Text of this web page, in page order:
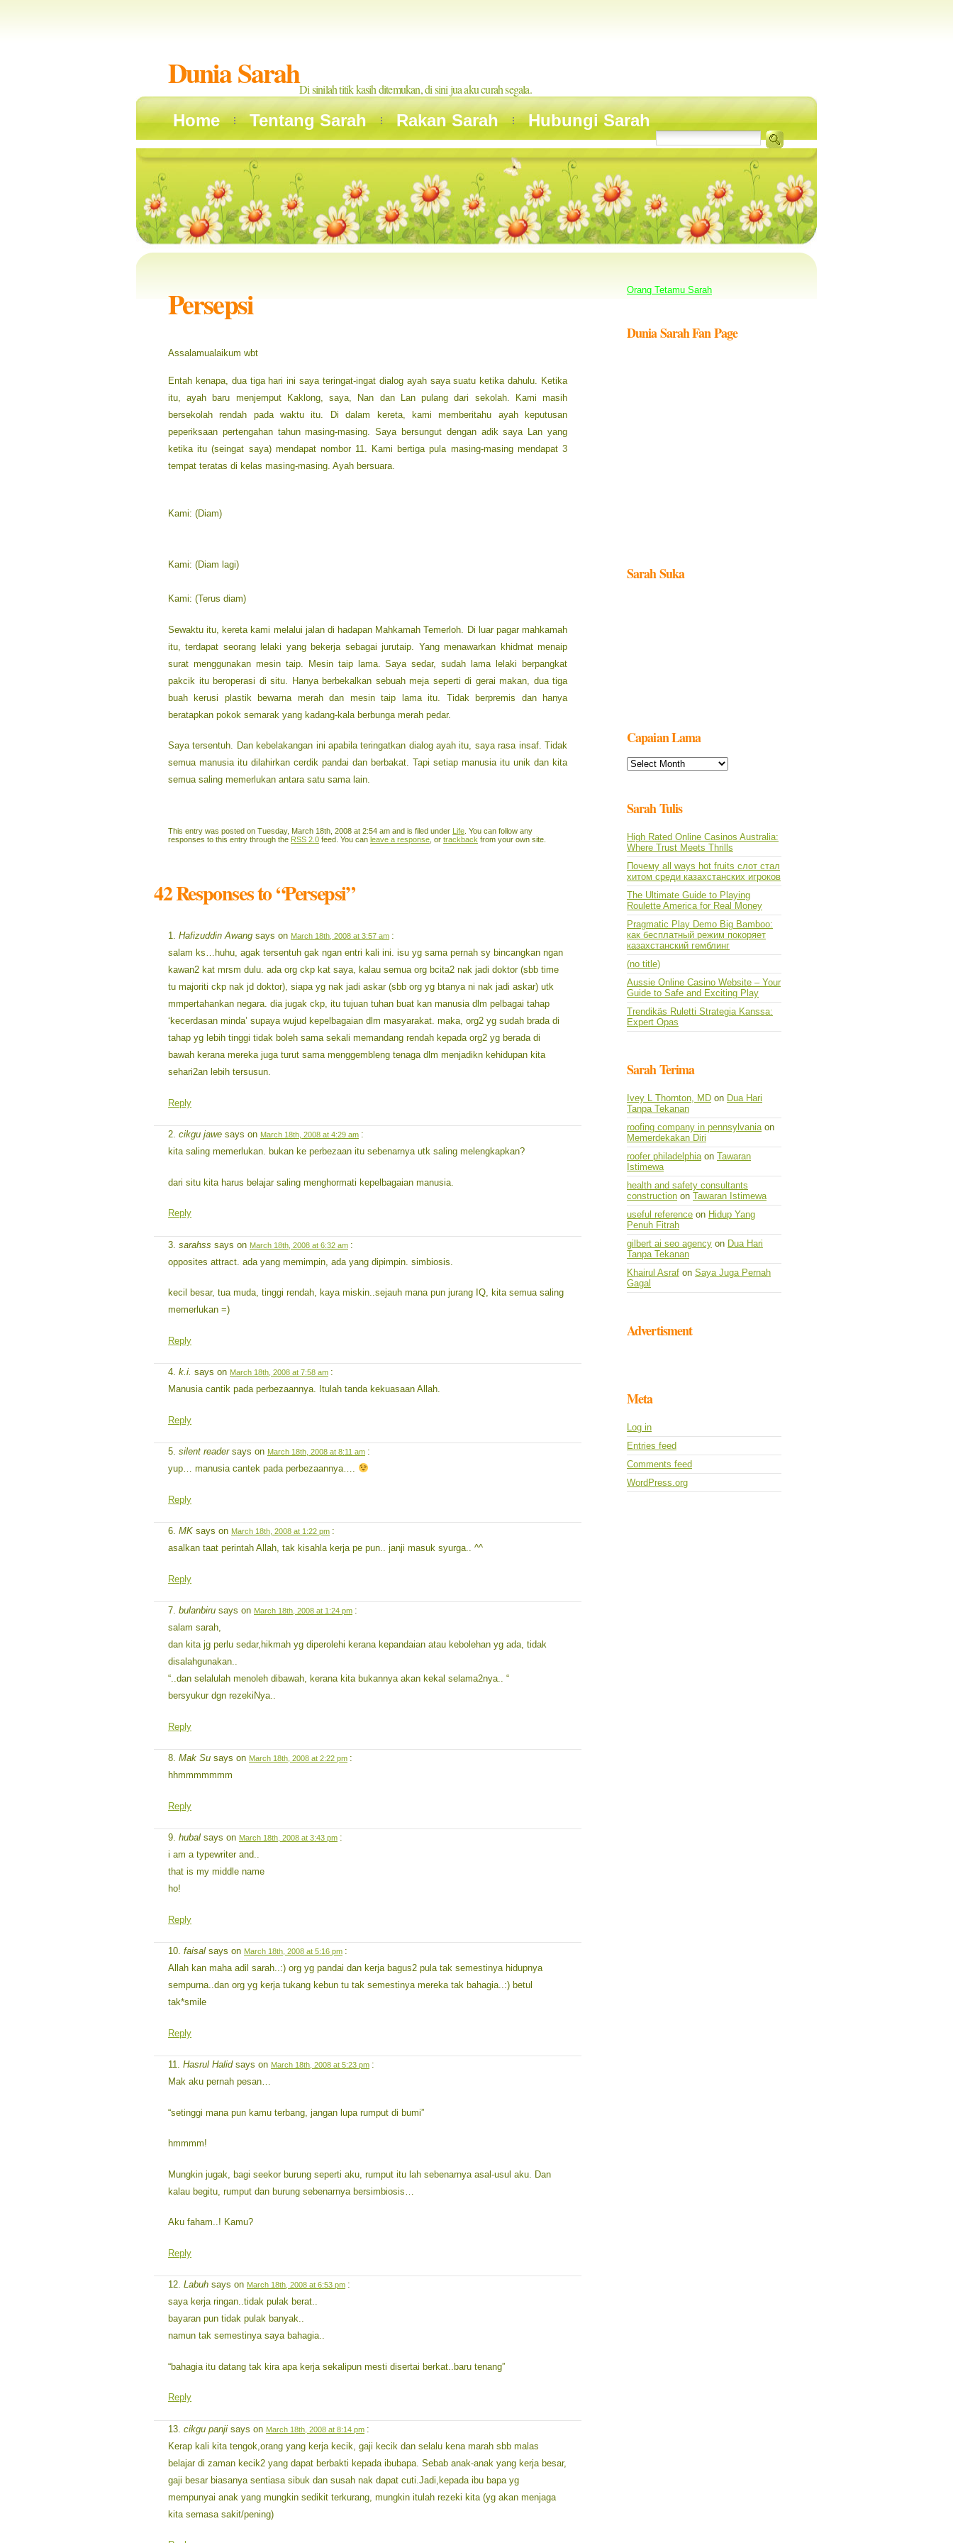
Dunia SarahDi sinilah titik kasih ditemukan, di sini jua aku curah segala.
Home Tentang Sarah Rakan Sarah Hubungi Sarah
Persepsi
Assalamualaikum wbt
Entah kenapa, dua tiga hari ini saya teringat-ingat dialog ayah saya suatu ketika dahulu. Ketika
itu, ayah baru menjemput Kaklong, saya, Nan dan Lan pulang dari sekolah. Kami masih
bersekolah rendah pada waktu itu. Di dalam kereta, kami memberitahu ayah keputusan
peperiksaan pertengahan tahun masing-masing. Saya bersungut dengan adik saya Lan yang
ketika itu (seingat saya) mendapat nombor 11. Kami bertiga pula masing-masing mendapat 3
tempat teratas di kelas masing-masing. Ayah bersuara.
Kami: (Diam)
Kami: (Diam lagi)
Kami: (Terus diam)
Sewaktu itu, kereta kami melalui jalan di hadapan Mahkamah Temerloh. Di luar pagar mahkamah
itu, terdapat seorang lelaki yang bekerja sebagai jurutaip. Yang menawarkan khidmat menaip
surat menggunakan mesin taip. Mesin taip lama. Saya sedar, sudah lama lelaki berpangkat
pakcik itu beroperasi di situ. Hanya berbekalkan sebuah meja seperti di gerai makan, dua tiga
buah kerusi plastik bewarna merah dan mesin taip lama itu. Tidak berpremis dan hanya
beratapkan pokok semarak yang kadang-kala berbunga merah pedar.
Saya tersentuh. Dan kebelakangan ini apabila teringatkan dialog ayah itu, saya rasa insaf. Tidak
semua manusia itu dilahirkan cerdik pandai dan berbakat. Tapi setiap manusia itu unik dan kita
semua saling memerlukan antara satu sama lain.
This entry was posted on Tuesday, March 18th, 2008 at 2:54 am and is filed under Life . You can follow any
responses to this entry through the RSS 2.0 feed. You can leave a response , or trackback from your own site.
42 Responses to “Persepsi”
Hafizuddin Awang says on March 18th, 2008 at 3:57 am :
salam ks…huhu, agak tersentuh gak ngan entri kali ini. isu yg sama pernah sy bincangkan ngan
kawan2 kat mrsm dulu. ada org ckp kat saya, kalau semua org bcita2 nak jadi doktor (sbb time
tu majoriti ckp nak jd doktor), siapa yg nak jadi askar (sbb org yg btanya ni nak jadi askar) utk
mmpertahankan negara. dia jugak ckp, itu tujuan tuhan buat kan manusia dlm pelbagai tahap
‘kecerdasan minda’ supaya wujud kepelbagaian dlm masyarakat. maka, org2 yg sudah brada di
tahap yg lebih tinggi tidak boleh sama sekali memandang rendah kepada org2 yg berada di
bawah kerana mereka juga turut sama menggembleng tenaga dlm menjadikn kehidupan kita
sehari2an lebih tersusun.
Reply
cikgu jawe says on March 18th, 2008 at 4:29 am :
kita saling memerlukan. bukan ke perbezaan itu sebenarnya utk saling melengkapkan?
dari situ kita harus belajar saling menghormati kepelbagaian manusia.
Reply
sarahss says on March 18th, 2008 at 6:32 am :
opposites attract. ada yang memimpin, ada yang dipimpin. simbiosis.
kecil besar, tua muda, tinggi rendah, kaya miskin..sejauh mana pun jurang IQ, kita semua saling
memerlukan =)
Reply
k.i. says on March 18th, 2008 at 7:58 am :
Manusia cantik pada perbezaannya. Itulah tanda kekuasaan Allah.
Reply
silent readersays on March 18th, 2008 at 8:11 am :
yup… manusia cantek pada perbezaannya….
Reply
MK says on March 18th, 2008 at 1:22 pm :
asalkan taat perintah Allah, tak kisahla kerja pe pun.. janji masuk syurga.. ^^
Reply
bulanbiru says on March 18th, 2008 at 1:24 pm :
salam sarah,
dan kita jg perlu sedar,hikmah yg diperolehi kerana kepandaian atau kebolehan yg ada, tidak
disalahgunakan..
“..dan selalulah menoleh dibawah, kerana kita bukannya akan kekal selama2nya.. “
bersyukur dgn rezekiNya..
Reply
Mak Su says on March 18th, 2008 at 2:22 pm :
hhmmmmmmm
Reply
hubal says on March 18th, 2008 at 3:43 pm :
i am a typewriter and..
that is my middle name
ho!
Reply
faisal says on March 18th, 2008 at 5:16 pm :
Allah kan maha adil sarah..:) org yg pandai dan kerja bagus2 pula tak semestinya hidupnya
sempurna..dan org yg kerja tukang kebun tu tak semestinya mereka tak bahagia..:) betul
tak*smile
Reply
Hasrul Halidsays on March 18th, 2008 at 5:23 pm :
Mak aku pernah pesan…
“setinggi mana pun kamu terbang, jangan lupa rumput di bumi”
hmmmm!
Mungkin jugak, bagi seekor burung seperti aku, rumput itu lah sebenarnya asal-usul aku. Dan
kalau begitu, rumput dan burung sebenarnya bersimbiosis…
Aku faham..! Kamu?
Reply
Labuh says on March 18th, 2008 at 6:53 pm :
saya kerja ringan..tidak pulak berat..
bayaran pun tidak pulak banyak..
namun tak semestinya saya bahagia..
“bahagia itu datang tak kira apa kerja sekalipun mesti disertai berkat..baru tenang”
Reply
cikgu panji says on March 18th, 2008 at 8:14 pm :
Kerap kali kita tengok,orang yang kerja kecik, gaji kecik dan selalu kena marah sbb malas
belajar di zaman kecik2 yang dapat berbakti kepada ibubapa. Sebab anak-anak yang kerja besar,
gaji besar biasanya sentiasa sibuk dan susah nak dapat cuti.Jadi,kepada ibu bapa yg
mempunyai anak yang mungkin sedikit terkurang, mungkin itulah rezeki kita (yg akan menjaga
kita semasa sakit/pening)
Orang Tetamu Sarah
Dunia Sarah Fan Page
Sarah Suka
Capaian Lama
Capaian
Lama
Sarah Tulis
High Rated Online Casinos Australia:
Where Trust Meets Thrills
Почему all ways hot fruits слот стал
хитом среди казахстанских игроков
The Ultimate Guide to Playing
Roulette America for Real Money
Pragmatic Play Demo Big Bamboo:
как бесплатный режим покоряет
казахстанский гемблинг
(no title)
Aussie Online Casino Website – Your
Guide to Safe and Exciting Play
Trendikäs Ruletti Strategia Kanssa:
Expert Opas
Sarah Terima
Ivey L Thornton, MD on Dua Hari
Tanpa Tekanan
roofing company in pennsylvaniaon
Memerdekakan Diri
roofer philadelphiaon Tawaran
Istimewa
health and safety consultants
construction on Tawaran Istimewa
useful reference on Hidup Yang
Penuh Fitrah
gilbert ai seo agency on Dua Hari
Tanpa Tekanan
Khairul Asraf on Saya Juga Pernah
Gagal
Advertisment
Meta
Log in
Entries feed
Comments feed
WordPress.org